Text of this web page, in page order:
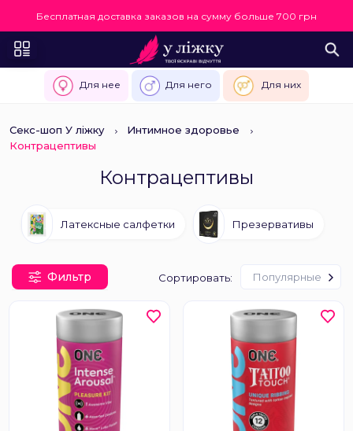
Бесплатная доставка заказов на сумму больше 700 грн
Для нее Для него Для них
Секс-шоп У ліжку
Интимное здоровье
Контрацептивы
Контрацептивы
Латексные салфетки Презервативы
Фильтр Сортировать: Популярные